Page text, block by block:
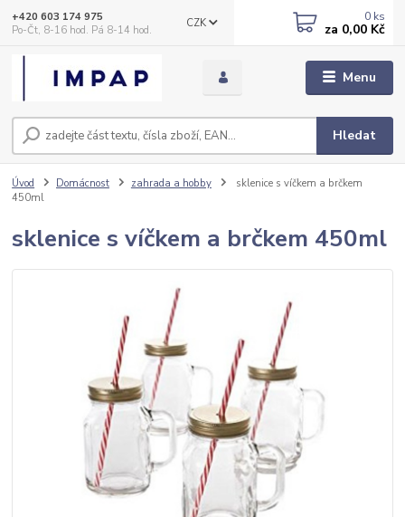
Menu
CZK
Hledat
+420 603 174 975
Po-Čt, 8-16 hod. Pá 8-14 hod.
0 ks
za 0,00 Kč
Úvod Domácnost zahrada a hobby
sklenice s víčkem a brčkem
450ml
sklenice s víčkem a brčkem 450ml